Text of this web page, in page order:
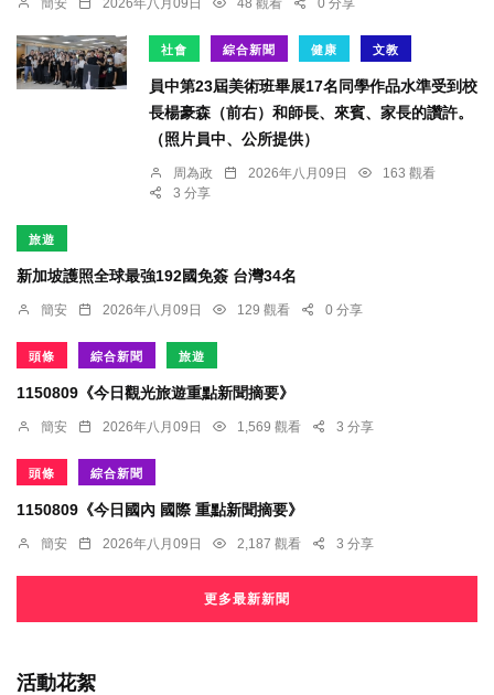
簡安 2026年八月09日 48 觀看 0 分享
社會 綜合新聞 健康 文教
員中第23屆美術班畢展17名同學作品水準受到校
長楊豪森（前右）和師長、來賓、家長的讚許。
（照片員中、公所提供）
周為政 2026年八月09日
163 觀看
3 分享
旅遊
新加坡護照全球最強192國免簽 台灣34名
簡安 2026年八月09日 129 觀看 0 分享
頭條 綜合新聞 旅遊
1150809《今日觀光旅遊重點新聞摘要》
簡安 2026年八月09日 1,569 觀看 3 分享
頭條 綜合新聞
1150809《今日國內 國際 重點新聞摘要》
簡安 2026年八月09日 2,187 觀看 3 分享
更多最新新聞
活動花絮